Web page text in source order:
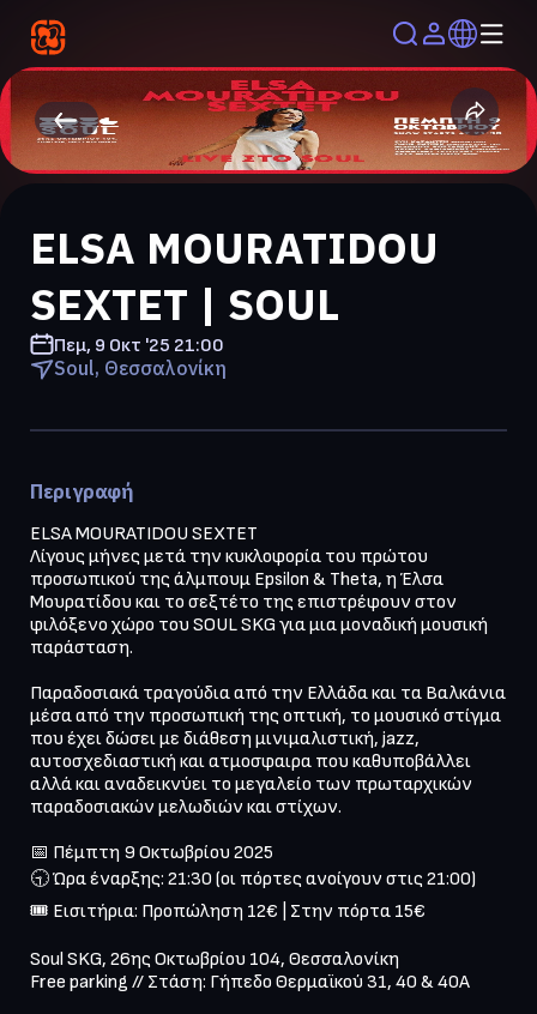
ELSA MOURATIDOU
SEXTET | SOUL
Πεμ, 9 Οκτ '25 21:00
Soul, Θεσσαλονίκη
Περιγραφή
ELSA MOURATIDOU SEXTET
Λίγους μήνες μετά την κυκλοφορία του πρώτου
προσωπικού της άλμπουμ Epsilon & Theta, η Έλσα
Μουρατίδου και το σεξτέτο της επιστρέφουν στον
φιλόξενο χώρο του SOUL SKG για μια μοναδική μουσική
παράσταση.
Παραδοσιακά τραγούδια από την Ελλάδα και τα Βαλκάνια
μέσα από την προσωπική της οπτική, το μουσικό στίγμα
που έχει δώσει με διάθεση μινιμαλιστική, jazz,
αυτοσχεδιαστική και ατμοσφαιρα που καθυποβάλλει
αλλά και αναδεικνύει το μεγαλείο των πρωταρχικών
παραδοσιακών μελωδιών και στίχων.
📅 Πέμπτη 9 Οκτωβρίου 2025
🕤 Ώρα έναρξης: 21:30 (οι πόρτες ανοίγουν στις 21:00)
🎟️ Εισιτήρια: Προπώληση 12€ | Στην πόρτα 15€
Soul SKG, 26ης Οκτωβρίου 104, Θεσσαλονίκη
Free parking // Στάση: Γήπεδο Θερμαϊκού 31, 40 & 40Α